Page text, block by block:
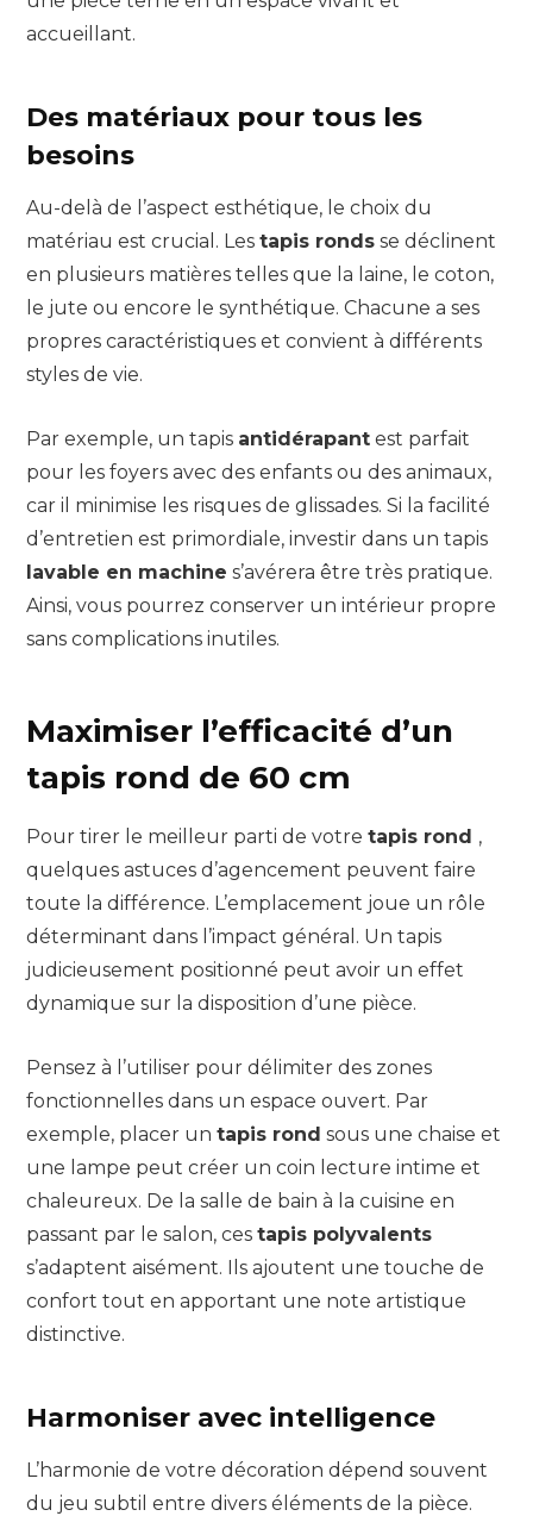
accueillant.
Des matériaux pour tous les
besoins
Au-delà de l’aspect esthétique, le choix du
matériau est crucial. Les tapis ronds se déclinent
en plusieurs matières telles que la laine, le coton,
le jute ou encore le synthétique. Chacune a ses
propres caractéristiques et convient à différents
styles de vie.
Par exemple, un tapis antidérapant est parfait
pour les foyers avec des enfants ou des animaux,
car il minimise les risques de glissades. Si la facilité
d’entretien est primordiale, investir dans un tapis
lavable en machine s’avérera être très pratique.
Ainsi, vous pourrez conserver un intérieur propre
sans complications inutiles.
Maximiser l’efficacité d’un
tapis rond de 60 cm
Pour tirer le meilleur parti de votre tapis rond ,
quelques astuces d’agencement peuvent faire
toute la différence. L’emplacement joue un rôle
déterminant dans l’impact général. Un tapis
judicieusement positionné peut avoir un effet
dynamique sur la disposition d’une pièce.
Pensez à l’utiliser pour délimiter des zones
fonctionnelles dans un espace ouvert. Par
exemple, placer un tapis rond sous une chaise et
une lampe peut créer un coin lecture intime et
chaleureux. De la salle de bain à la cuisine en
passant par le salon, ces tapis polyvalents
s’adaptent aisément. Ils ajoutent une touche de
confort tout en apportant une note artistique
distinctive.
Harmoniser avec intelligence
L’harmonie de votre décoration dépend souvent
du jeu subtil entre divers éléments de la pièce.